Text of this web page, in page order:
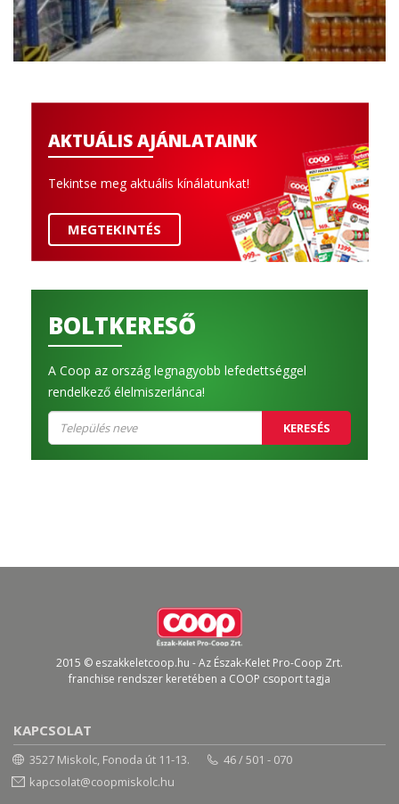
AKTUÁLIS AJÁNLATAINK
Tekintse meg aktuális kínálatunkat!
MEGTEKINTÉS
BOLTKERESŐ
A Coop az ország legnagyobb lefedettséggel
rendelkező élelmiszerlánca!
KERESÉS
2015 © eszakkeletcoop.hu - Az Észak-Kelet Pro-Coop Zrt.
franchise rendszer keretében a COOP csoport tagja
KAPCSOLAT
3527 Miskolc, Fonoda út 11-13.
46 / 501 - 070
kapcsolat@coopmiskolc.hu